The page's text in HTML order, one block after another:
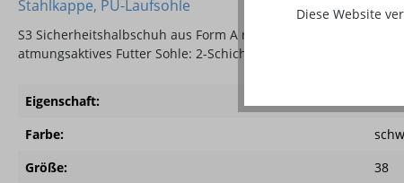
Stahlkappe, PU-Laufsohle
S3 Sicherheitshalbschuh aus Form A robustem Rindleder mit
atmungsaktives Futter Sohle: 2-Schichten PU,
Eigenschaft:
Farbe:
Größe:
38
Diese Website